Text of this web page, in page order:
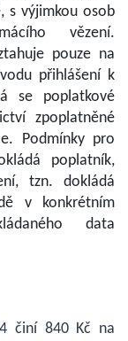
s výjimkou osob
vězení.
pouze na
přihlášení k
se poplatkové
zpoplatněné
Podmínky pro
poplatník,
tzn. dokládá
v konkrétním
data
činí 840 Kč na